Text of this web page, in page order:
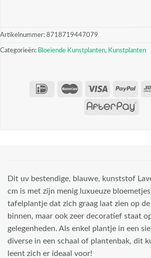
Artikelnummer: 8718719447079
Categorieën: Bloeiende Kunstplanten, Kunstplanten
Dit uv bestendige, blauwe, kunststof
cm is met zijn menig luxueuze
tafelplantje dat zich graag laat zien op
binnen, maar ook zeer decoratief staat
gelegenheden. Als enkel plantje in een
diverse in een schaal of plantenbak, dit
leent zich er ideaal voor!